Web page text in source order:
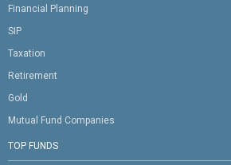
Financial Planning
SIP
Taxation
Retirement
Gold
Mutual Fund Companies
TOP FUNDS